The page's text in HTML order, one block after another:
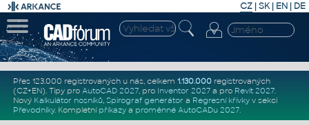
CZ | SK| EN | DE
Přes 123.000 registrovaných u nás, celkem 1.130.000registrovaných
(CZ+EN). Tipy pro AutoCAD 2027, pro Inventor 2027a pro Revit 2027.
Nový Kalkulátor nosníků, Spirograf generátor a Regresní křivkyv sekci
Převodníky. Kompletní příkazya proměnné AutoCADu 2027.